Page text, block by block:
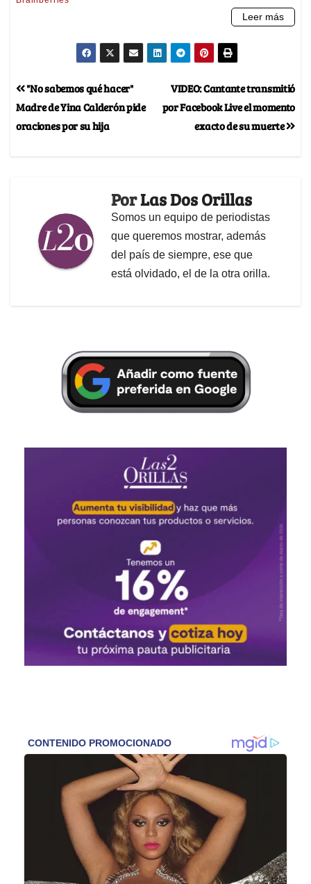
VIDEO: Cantante transmitió
por Facebook Live el momento
exacto de su muerte
"No sabemos qué hacer"
Madre de Yina Calderón pide
oraciones por su hija
PorLas Dos Orillas
Somos un equipo de periodistas
que queremos mostrar, además
del país de siempre, ese que
está olvidado, el de la otra orilla.